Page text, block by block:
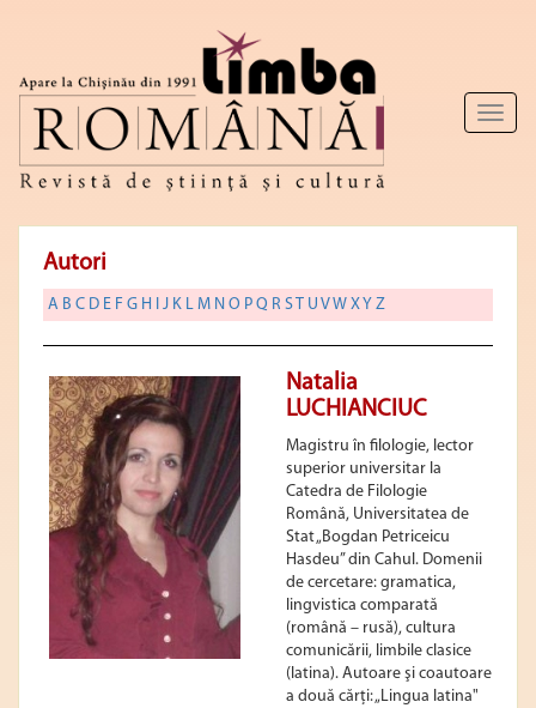
Toggle
Autori
A B C D E F G H I J K L M N O P Q R S T U VW X Y Z
Natalia
LUCHIANCIUC
Magistru în filologie, lector
superior universitar la
Catedra de Filologie
Română, Universitatea de
Stat „Bogdan Petriceicu
Hasdeu” din Cahul. Domenii
de cercetare: gramatica,
lingvistica comparată
(română – rusă), cultura
comunicării, limbile clasice
(latina). Autoare şi coautoare
a două cărţi: „Lingua latina"